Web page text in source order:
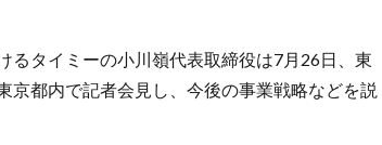
るタイミーの小川嶺代表取締役は7月26日、東
都内で記者会見し、今後の事業戦略などを説